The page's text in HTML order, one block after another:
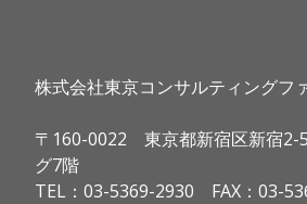
株式会社東京コンサルティングフ
〒160-0022 東京都新宿区新宿2-
グ7階
TEL：03-5369-2930 FAX：03-